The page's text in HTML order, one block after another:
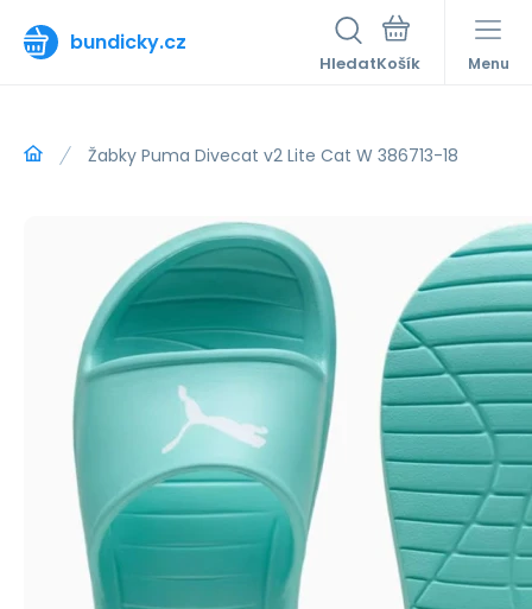
bundicky.cz
Hledat Menu
Žabky Puma Divecat v2 Lite Cat W 386713-18